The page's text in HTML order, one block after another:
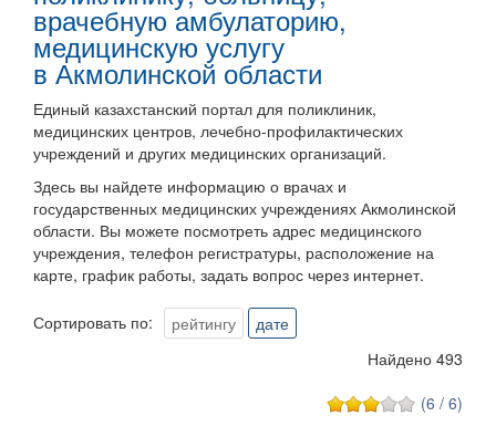
врачебную амбулаторию,
медицинскую услугу
в Акмолинской области
Единый казахстанский портал для поликлиник,
медицинских центров, лечебно-профилактических
учреждений и других медицинских организаций.
Здесь вы найдете информацию о врачах и
государственных медицинских учреждениях Акмолинской
области. Вы можете посмотреть адрес медицинского
учреждения, телефон регистратуры, расположение на
карте, график работы, задать вопрос через интернет.
Сортировать по: рейтингу
дате
Найдено 493
(6 / 6)